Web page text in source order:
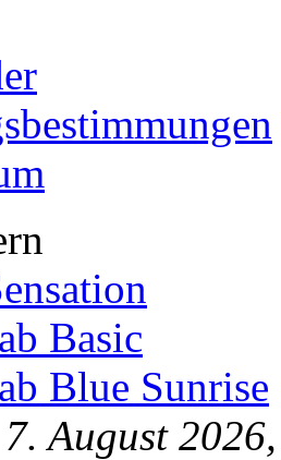
Basic
Blue Sunrise
August